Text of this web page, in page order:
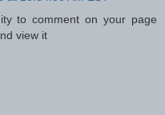
to comment on your page
view it